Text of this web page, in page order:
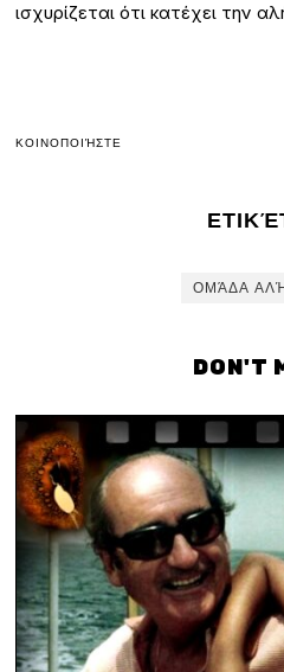
ισχυρίζεται ότι κατέχει την
ΚΟΙΝΟΠΟΙΉΣΤΕ
ΟΜΆΔΑ
DON'T